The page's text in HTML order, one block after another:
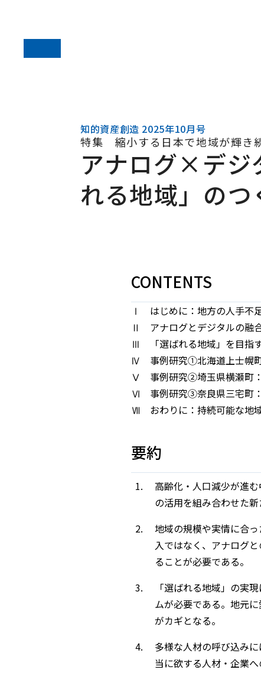
知的資産創造 2025年10月号
特集 縮小する日本で地域が輝き
アナログ×デジ
れる地域」のつ
CONTENTS
Ⅰ はじめに：地方の人手不
Ⅱ アナログとデジタルの融
Ⅲ 「選ばれる地域」を目指
Ⅳ 事例研究①北海道上士幌町
Ⅴ 事例研究②埼玉県横瀬町：
Ⅵ 事例研究③奈良県三宅町：
Ⅶ おわりに：持続可能な地
要約
高齢化・人口減少が進
の活用を組み合わせた
地域の規模や実情に合
入ではなく、アナログ
ることが必要である。
「選ばれる地域」の実
ムが必要である。地元
がカギとなる。
多様な人材の呼び込み
当に欲する人材・企業へ